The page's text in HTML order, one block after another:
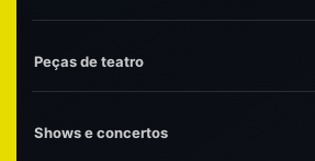
Peças de teatro
Shows e concertos